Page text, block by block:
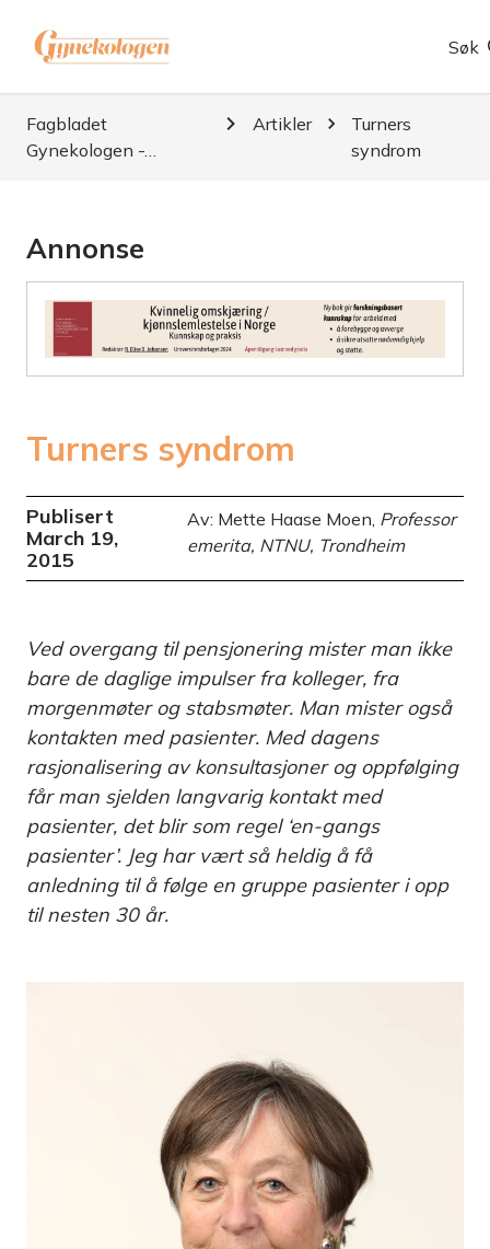
Søk
Fagbladet
Gynekologen -…
Artikler
Turners
syndrom
Annonse
Turners syndrom
Publisert
March 19,
2015
Av: Mette Haase Moen, Professor
emerita, NTNU, Trondheim
Ved overgang til pensjonering mister man ikke
bare de daglige impulser fra kolleger, fra
morgenmøter og stabsmøter. Man mister også
kontakten med pasienter. Med dagens
rasjonalisering av konsultasjoner og oppfølging
får man sjelden langvarig kontakt med
pasienter, det blir som regel ‘en-gangs
pasienter’. Jeg har vært så heldig å få
anledning til å følge en gruppe pasienter i opp
til nesten 30 år.